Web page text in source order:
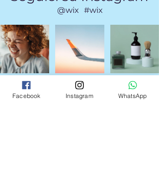
#wix
@wix
Facebook Instagram WhatsApp